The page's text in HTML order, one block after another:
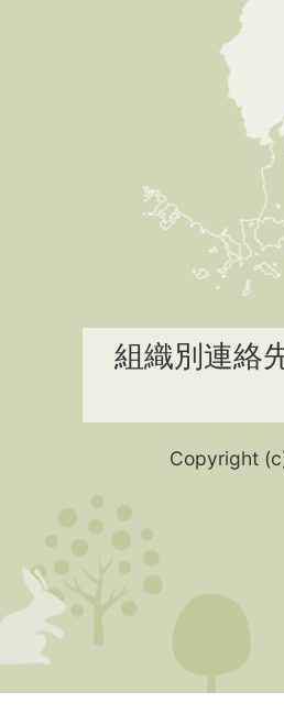
組織別連絡
Copyright